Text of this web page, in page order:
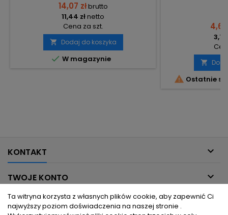
14,07 złbrutto
11,44 złnetto
Cena za szt.
 Dodaj do koszyka
 W magazynie
4,62
3,76

 Ostatnie
KONTAKT 
TWOJE KONTO 
INFORMACJE DLA CIEBIE 
Ta witryna korzysta z własnych plików cookie, aby zapewnić Ci
najwyższy poziom doświadczenia na naszej stronie .